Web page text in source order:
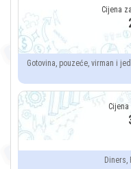
Gotovina, pouzeće, virman i
Diners,